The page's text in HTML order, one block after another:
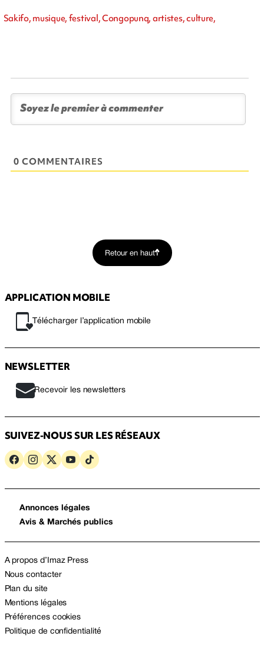
Sakifo, musique, festival, Congopunq, artistes, culture,
0 COMMENTAIRES
Retour en haut
APPLICATION MOBILE
Télécharger l’application mobile
NEWSLETTER
Recevoir les newsletters
SUIVEZ-NOUS SUR LES RÉSEAUX
Annonces légales
Avis & Marchés publics
A propos d’Imaz Press
Nous contacter
Plan du site
Mentions légales
Préférences cookies
Politique de confidentialité